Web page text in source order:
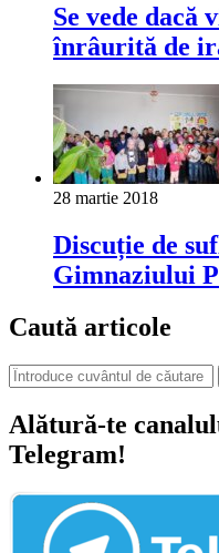
Se vede dacă
înrâurită de
28 martie 2018
Discuție de
Gimnaziului
Caută articole
Alătură-te
Telegram!